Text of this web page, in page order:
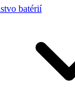
batérií